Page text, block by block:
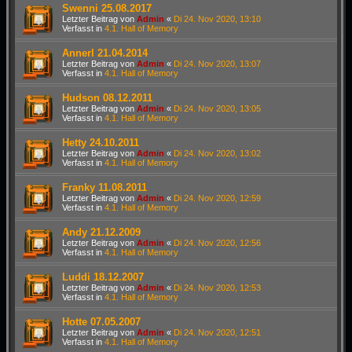
Swenni 25.08.2017
Letzter Beitrag von Admin « Di 24. Nov 2020, 13:10
Verfasst in 4.1. Hall of Memory
Annerl 21.04.2014
Letzter Beitrag von Admin « Di 24. Nov 2020, 13:07
Verfasst in 4.1. Hall of Memory
Hudson 08.12.2011
Letzter Beitrag von Admin « Di 24. Nov 2020, 13:05
Verfasst in 4.1. Hall of Memory
Hetty 24.10.2011
Letzter Beitrag von Admin « Di 24. Nov 2020, 13:02
Verfasst in 4.1. Hall of Memory
Franky 11.08.2011
Letzter Beitrag von Admin « Di 24. Nov 2020, 12:59
Verfasst in 4.1. Hall of Memory
Andy 21.12.2009
Letzter Beitrag von Admin « Di 24. Nov 2020, 12:56
Verfasst in 4.1. Hall of Memory
Luddi 18.12.2007
Letzter Beitrag von Admin « Di 24. Nov 2020, 12:53
Verfasst in 4.1. Hall of Memory
Hotte 07.05.2007
Letzter Beitrag von Admin « Di 24. Nov 2020, 12:51
Verfasst in 4.1. Hall of Memory